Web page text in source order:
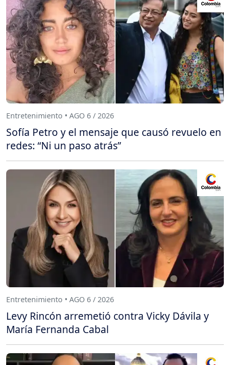
Entretenimiento • AGO 6 / 2026
Sofía Petro y el mensaje que causó revuelo en
redes: “Ni un paso atrás”
Entretenimiento • AGO 6 / 2026
Levy Rincón arremetió contra Vicky Dávila y
María Fernanda Cabal